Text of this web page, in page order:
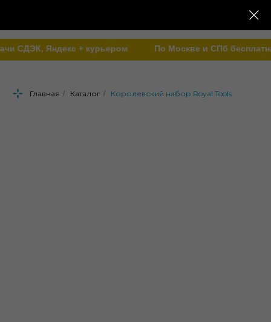
СДЭК, Яндекс + курьером По Москве и СПб
Главная / Каталог / Королевский набор Royal Tools